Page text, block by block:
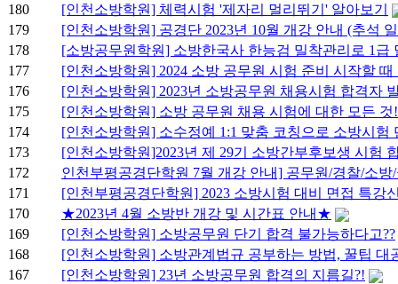
180
[인천소방학원] 체력시험 '제자리 멀리뛰기' 알아보기
179
[인천소방학원] 공경단 2023년 10월 개강 안내 (추석
178
[소방공무원학원] 소방한국사 한능검 밀착관리로 1급
177
[인천소방학원] 2024 소방 공무원 시험 준비 시작할
176
[인천소방학원] 2023년 소방공무원 채용시험 합격자
175
[인천소방학원] 소방 공무원 채용 시험에 대한 모든
174
[인천소방학원] 소수정예 1:1 맞춤 코칭으로 소방시
173
[인천소방학원]2023년 제 29기 소방간부후보생 시험
172
인천부평공경단학원 7월 개강 안내] 공무원/경찰/소
171
[인천부평공경단학원] 2023 소방시험 대비 면접 특강
170
★2023년 4월 소방반 개강 및 시간표 안내★
169
[인천소방학원] 소방공무원 단기 합격 불가능하다고??
168
[인천소방학원] 소방관계법규 공부하는 방법, 꿀팁 대
167
[인천소방학원] 23년 소방공무원 합격의 지름길?!